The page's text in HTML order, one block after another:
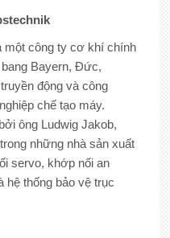
một công ty cơ khí chính
Bayern, Đức,
động và công
chế tạo máy.
ông Ludwig Jakob,
những nhà sản xuất
servo, khớp nối an
hệ thống bảo vệ trục